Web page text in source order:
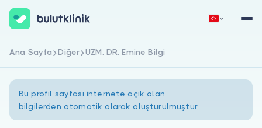
Hemen Kaydol
Ana Sayfa Diğer UZM. DR. Emine Bilgi
Bu profil sayfası internete açık olan
bilgilerden otomatik olarak oluşturulmuştur.